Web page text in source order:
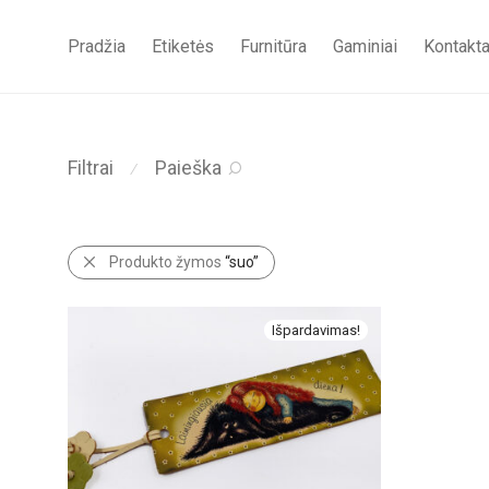
Pradžia Etiketės Furnitūra Gaminiai
Filtrai ⁄ Paieška
Produkto žymos “suo”
Išpardavimas!